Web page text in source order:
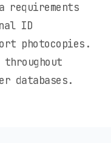
requirements
ID
photocopies.
throughout
databases.